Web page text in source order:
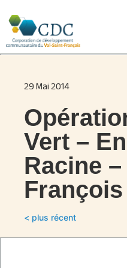
29 Mai 2014
Vert –
Racine
François
< plus récent